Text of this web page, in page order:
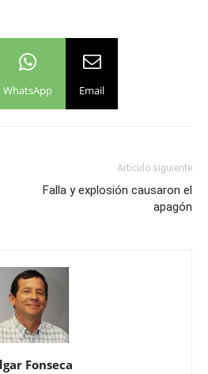
WhatsApp Email
Artículo siguiente
Falla y explosión causaron el
apagón
Fonseca